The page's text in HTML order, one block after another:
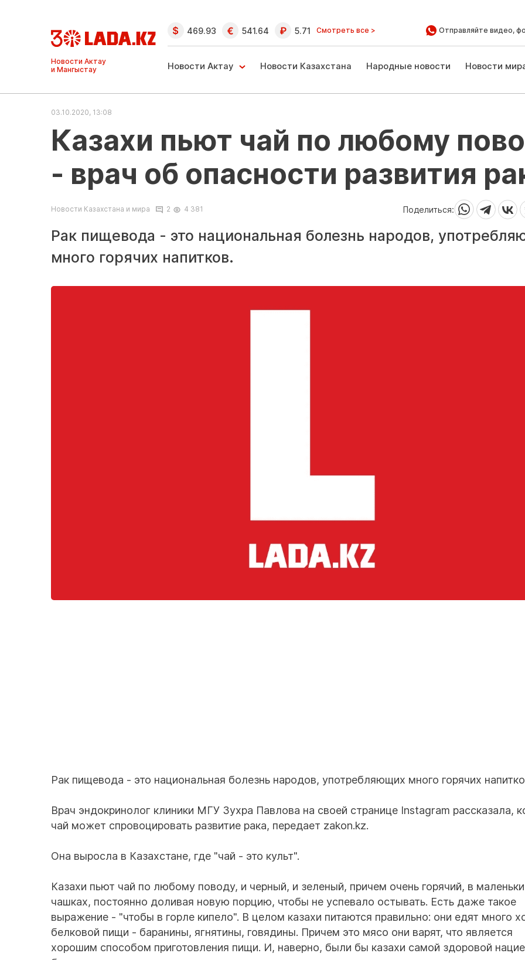
Ақтау және
Манғыстау
жаңалықтары
469.93 541.64 5.71 Смотреть все > Отправляйте видео,
Новости Актау Новости Казахстана Народные новости Новости
03.10.2020, 13:08
Казахи пьют чай по любому
- врач об опасности развития
Новости Казахстана и мира 2 4 381 Поделиться:
Рак пищевода - это национальная болезнь народов,
много горячих напитков.
Рак пищевода - это национальная болезнь народов, употребляющих много горячих
Врач эндокринолог клиники МГУ Зухра Павлова на своей странице Instagram рассказала,
чай может спровоцировать развитие рака, передает zakon.kz.
Она выросла в Казахстане, где "чай - это культ".
Казахи пьют чай по любому поводу, и черный, и зеленый, причем очень горячий, в
чашках, постоянно доливая новую порцию, чтобы не успевало остывать. Есть даже такое
выражение - "чтобы в горле кипело". В целом казахи питаются правильно: они едят много
белковой пищи - баранины, ягнятины, говядины. Причем это мясо они варят, что является
хорошим способом приготовления пищи. И, наверно, были бы казахи самой здоровой